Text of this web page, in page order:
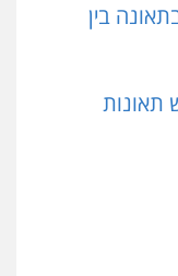
בתאונה בין
תאונות